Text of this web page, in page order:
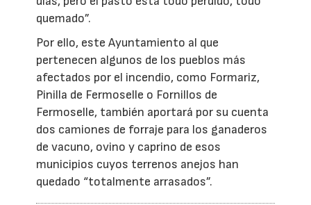
quemado”.
Por ello, este Ayuntamiento al que
pertenecen algunos de los pueblos más
afectados por el incendio, como Formariz,
Pinilla de Fermoselle o Fornillos de
Fermoselle, también aportará por su cuenta
dos camiones de forraje para los ganaderos
de vacuno, ovino y caprino de esos
municipios cuyos terrenos anejos han
quedado “totalmente arrasados”.